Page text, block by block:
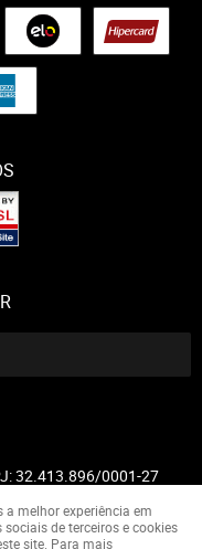
32.413.896/0001-27
melhor experiência em
de terceiros e cookies
site. Para mais